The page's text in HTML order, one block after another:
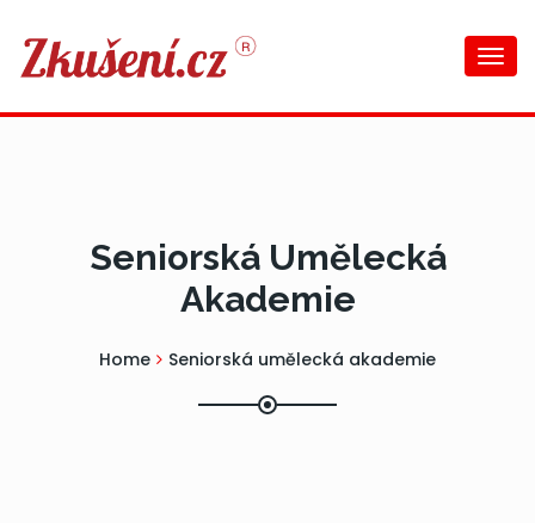
Seniorská Umělecká
Akademie
Home Seniorská umělecká akademie